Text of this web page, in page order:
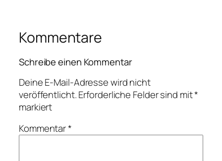
Kommentare
Schreibe einen Kommentar
Deine E-Mail-Adresse wird nicht
veröffentlicht.Erforderliche Felder sind mit*
markiert
Kommentar*